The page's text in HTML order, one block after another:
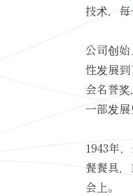
技术，
公司创
性发展
会名誉
一部发展
1943年
餐餐具
会上。